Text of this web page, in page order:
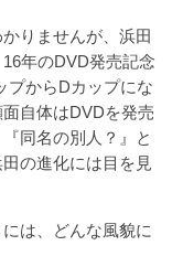
りませんが、浜田
年のDVD発売記念
プからDカップにな
自体はDVDを発売
同名の別人？』と
の進化には目を見
は、どんな風貌に